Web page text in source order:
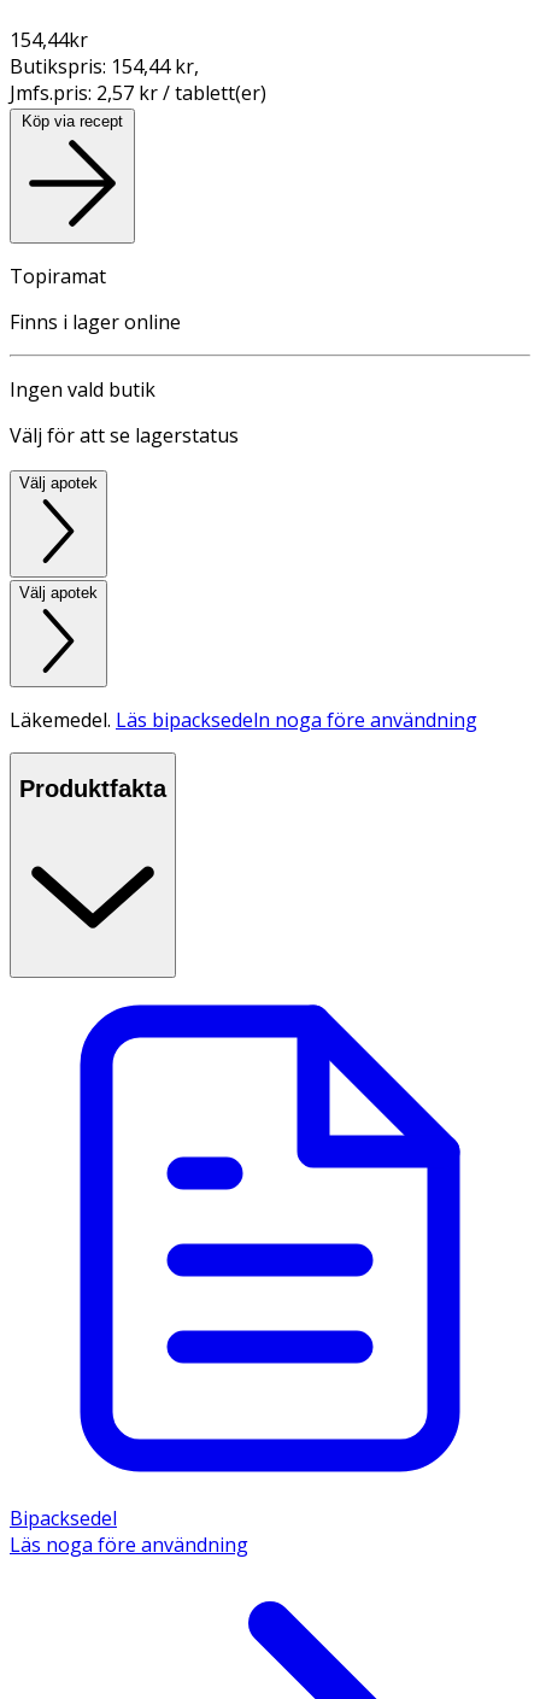
154,44kr
Butikspris: 154,44 kr,
Jmfs.pris: 2,57 kr / tablett(er)
Köp via recept
Topiramat
Finns i lager online
Ingen vald butik
Välj för att se lagerstatus
Välj apotek
Välj apotek
Läkemedel. Läs bipacksedeln noga före användning
Produktfakta
Bipacksedel
Läs noga före användning